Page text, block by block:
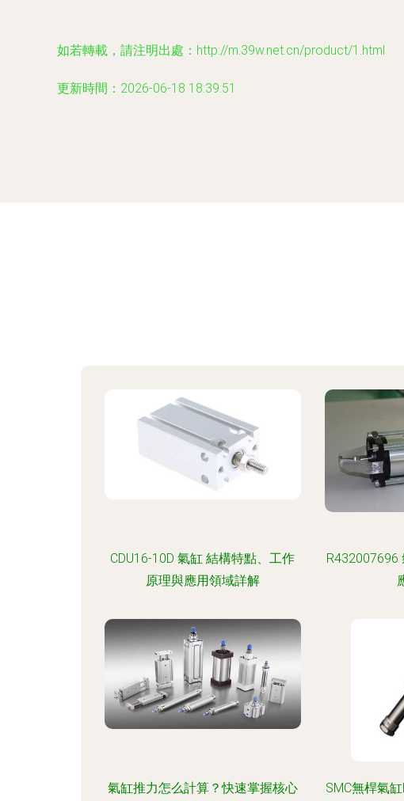
如若轉載，請注明出處：http://m.39w.net.cn/product/1.html
更新時間：2026-06-18 18:39:51
CDU16-10D 氣缸 結構特點、工作
原理與應用領域詳解
R432007696
氣缸推力怎么計算？快速掌握核心
SMC無桿氣